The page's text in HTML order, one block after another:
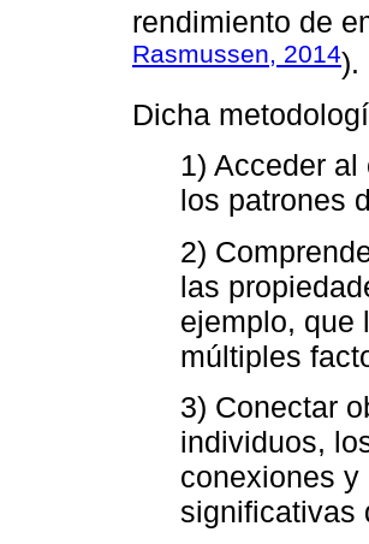
rendimiento de
Rasmussen, 2014).
Dicha
1) Acceder
los patrones
2)
las
ejemplo, que
múltiples
3) Conectar
individuos,
conexiones
significativas